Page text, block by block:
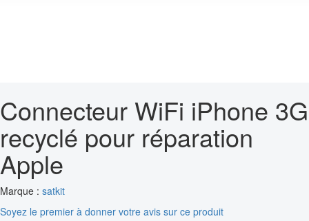
Connecteur WiFi iPhone 3G
recyclé pour réparation
Apple
Marque : satkit
Soyez le premier à donner votre avis sur ce produit